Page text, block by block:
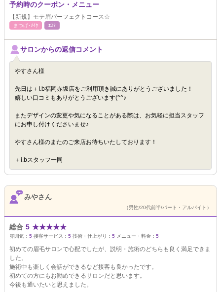
予約時のクーポン・メニュー
【新規】モテ眉パーフェクトコース☆
まつげ･ﾒｲｸ ｴｽﾃ
サロンからの返信コメント
やすさん様
先日は＋I.b福岡赤坂店をご利用頂き誠にありがとうございました！
嬉しい口コミもありがとうございます(^^♪
またデザインの変更や気になることがある際は、お気軽に担当スタッフ
にお申し付けくださいませ♪
やすさん様のまたのご来店お待ちいたしております！
＋i.bスタッフ一同
みやさん
（男性/20代前半/パート・アルバイト）
総合 5 ★★★★★
雰囲気： 5 接客サービス： 5 技術・仕上がり： 5 メニュー・料金： 5
初めての眉毛サロンで心配でしたが、説明・施術のどちらも良く満足できま
した。
施術中も楽しく会話ができるなど接客も良かったです。
初めての方にもお勧めできるサロンだと思います。
今後も通いたいと思えました。